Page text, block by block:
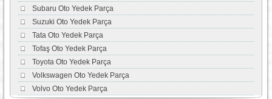
Subaru Oto Yedek Parça
Suzuki Oto Yedek Parça
Tata Oto Yedek Parça
Tofaş Oto Yedek Parça
Toyota Oto Yedek Parça
Volkswagen Oto Yedek Parça
Volvo Oto Yedek Parça